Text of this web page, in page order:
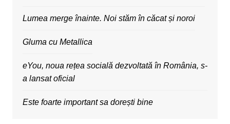
Lumea merge înainte. Noi stăm în căcat și noroi
Gluma cu Metallica
eYou, noua rețea socială dezvoltată în România, s-
a lansat oficial
Este foarte important sa dorești bine